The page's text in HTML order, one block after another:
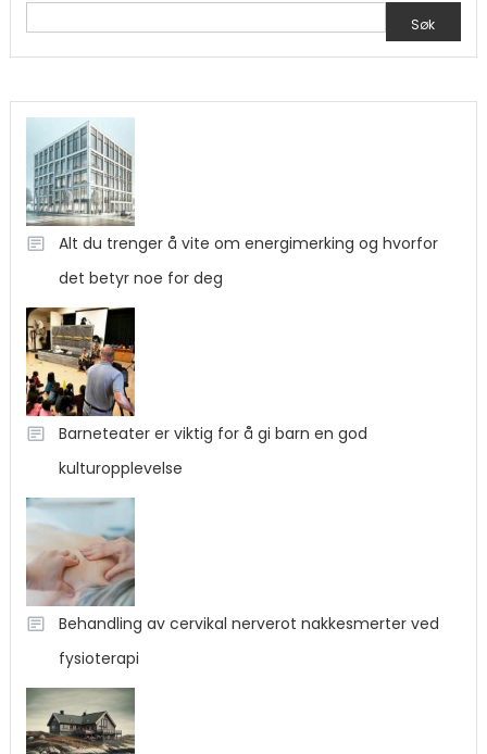
Søk
Alt du trenger å vite om energimerking og hvorfor
det betyr noe for deg
Barneteater er viktig for å gi barn en god
kulturopplevelse
Behandling av cervikal nerverot nakkesmerter ved
fysioterapi